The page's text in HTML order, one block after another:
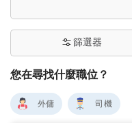
您在尋找什麼職位？
篩選器
外傭 司機